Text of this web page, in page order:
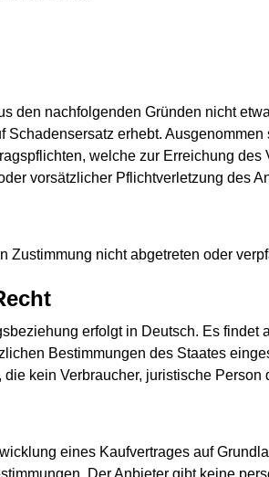
nachfolgenden Gründen nicht
erhebt.
welche zur Erreichung
vorsätzlicher Pflichtverletzung des
nicht abgetreten oder
erfolgt in Deutsch. Es
Bestimmungen des Staates
kein Verbraucher, juristische
eines Kaufvertrages auf
Der Anbieter gibt keine